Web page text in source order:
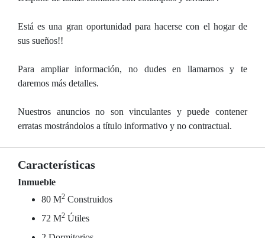
Está es una gran oportunidad para hacerse con el hogar de
sus sueños!!
Para ampliar información, no dudes en llamarnos y te
daremos más detalles.
Nuestros anuncios no son vinculantes y puede contener
erratas mostrándolos a título informativo y no contractual.
Características
Inmueble
80 M2 Construidos
72 M2 Útiles